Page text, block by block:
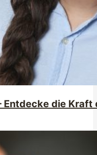
Entdecke die Kraft